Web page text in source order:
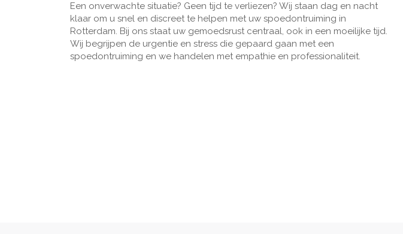
Een onverwachte situatie? Geen tijd te verliezen? Wij staan dag en nacht
klaar om u snel en discreet te helpen met uw spoedontruiming in
Rotterdam. Bij ons staat uw gemoedsrust centraal, ook in een moeilijke tijd.
Wij begrijpen de urgentie en stress die gepaard gaan met een
spoedontruiming en we handelen met empathie en professionaliteit.